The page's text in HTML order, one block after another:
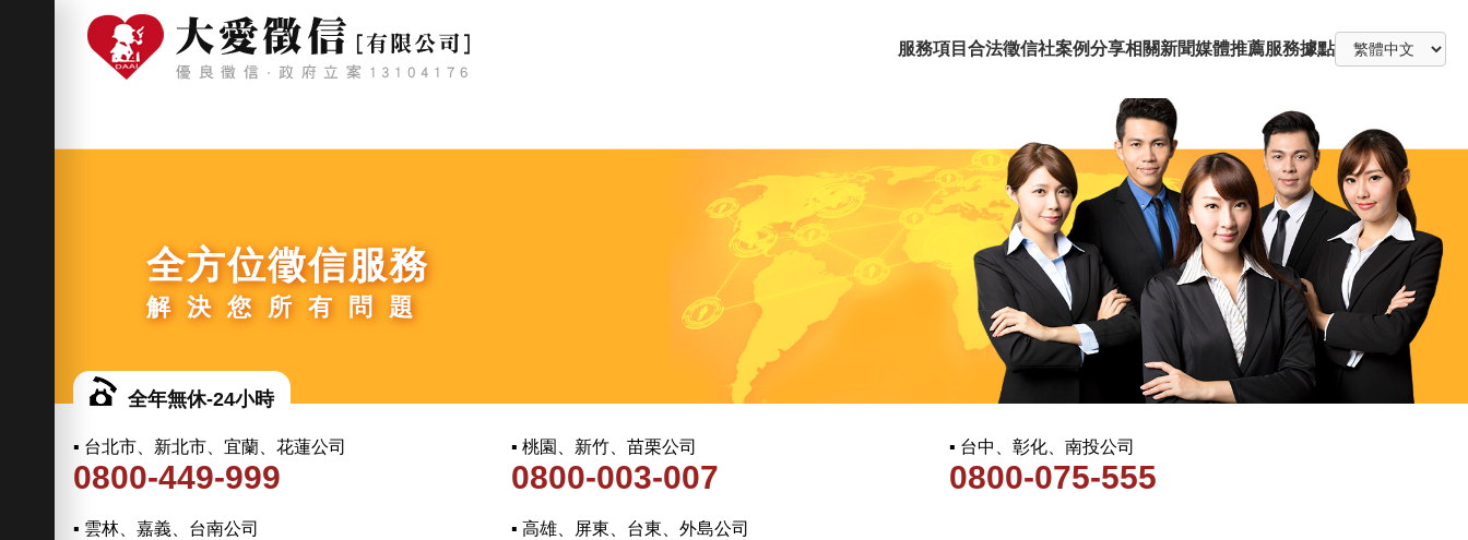
服務項目 合法徵信社案例分享相關新聞媒體推薦服務據點
全方位徵信服務
解決您所有問題
全年無休-24小時
▪ 台北市、新北市、宜蘭、花蓮公司
0800-449-999
▪ 桃園、新竹、苗栗公司
0800-003-007
▪ 台中、彰化、南投公司
0800-075-555
▪ 雲林、嘉義、台南公司 ▪ 高雄、屏東、台東、外島公司